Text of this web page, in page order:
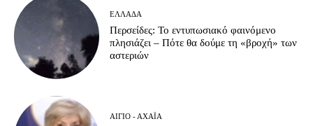
ΕΛΛΆΔΑ
Περσείδες: Το εντυπωσιακό φαινόμενο
πλησιάζει – Πότε θα δούμε τη «βροχή» των
αστεριών
ΑΊΓΙΟ - ΑΧΑΪ́Α